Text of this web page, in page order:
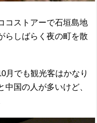
コストアーで石垣島地
らしばらく夜の町を散
月でも観光客はかなり
国の人が多いけど、